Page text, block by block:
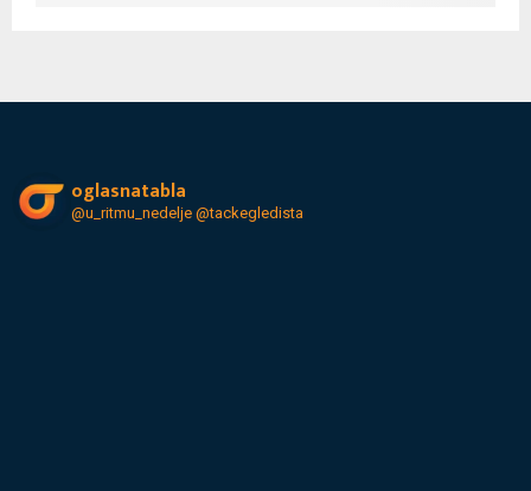
oglasnatabla
@u_ritmu_nedelje @tackegledista